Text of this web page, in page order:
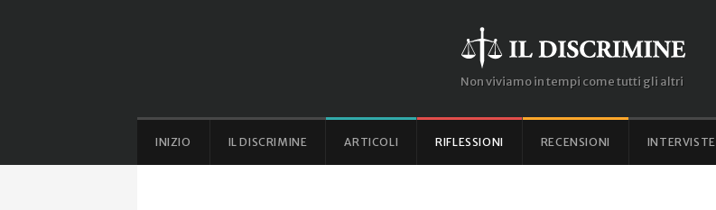
Non viviamo in tempi come tutti gli altri
INIZIO IL DISCRIMINE ARTICOLI RIFLESSIONI RECENSIONI INTERVISTE